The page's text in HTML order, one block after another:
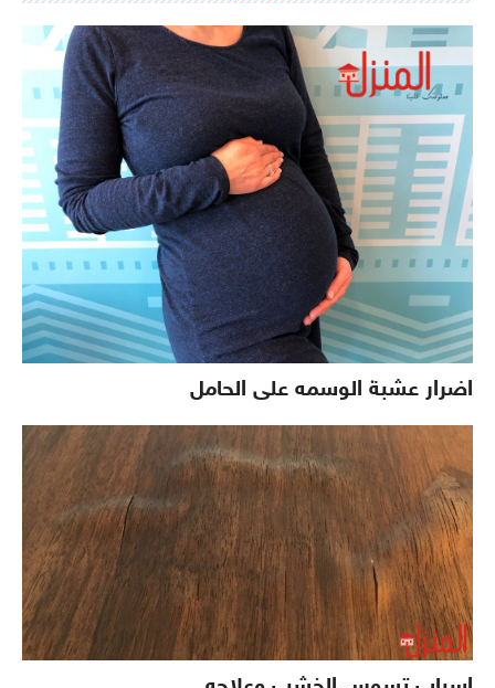
اضرار عشبة الوسمه على الحامل